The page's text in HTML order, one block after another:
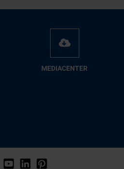
ME­DIA­CEN­TER